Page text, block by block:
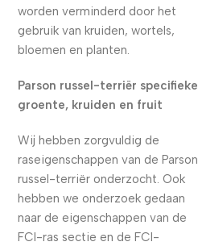
worden verminderd door het
gebruik van kruiden, wortels,
bloemen en planten.
Parson russel-terriër specifieke
groente, kruiden en fruit
Wij hebben zorgvuldig de
raseigenschappen van de Parson
russel-terriër onderzocht. Ook
hebben we onderzoek gedaan
naar de eigenschappen van de
FCI-ras sectie en de FCI-